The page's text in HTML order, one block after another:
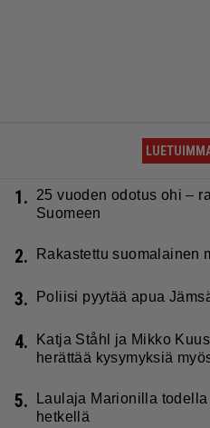
1.
25 vuoden odotus ohi –
Suomeen
2. Rakastettu suomalainen
3. Poliisi pyytää apua
4.
Katja Ståhl ja Mikko
herättää kysymyksiä
5.
Laulaja Marionilla
hetkellä